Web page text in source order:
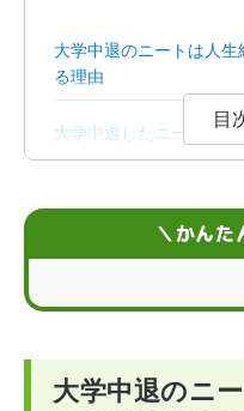
大学中退のニートは人
る理由
大学中退したニートの実
大学中退後にニートか
大学中退のニートから
用も検討しよう
目
＼かんた
大学中退のニ